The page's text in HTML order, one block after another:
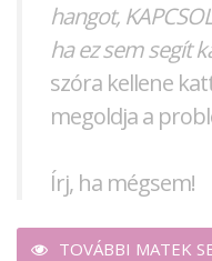
hangot,
ha ez sem segít
szóra kellene
megoldja a
Írj, ha mégsem!
TOVÁBBI MATEK